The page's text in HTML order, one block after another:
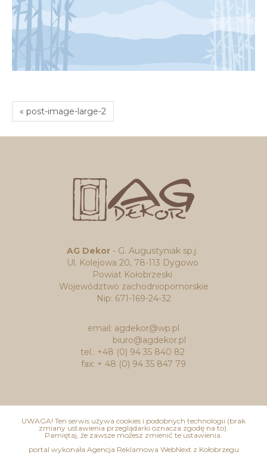
« post-image-large-2
AG Dekor - G. Augustyniak sp.j.
Ul. Kolejowa 20, 78-113 Dygowo
Powiat Kołobrzeski
Województwo zachodniopomorskie
Nip: 671-169-24-32
email: agdekor@wp.pl
biuro@agdekor.pl
tel.: +48 (0) 94 35 840 82
fax: + 48 (0) 94 35 847 79
UWAGA! Ten serwis używa cookies i podobnych technologii (brak
zmiany ustawienia przeglądarki oznacza zgodę na to).
Pamiętaj, że zawsze możesz zmienić te ustawienia.
portal wykonała Agencja Reklamowa WebNext z Kołobrzegu